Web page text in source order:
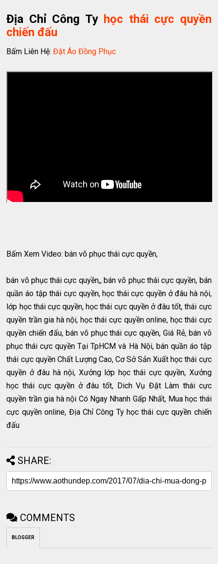
Địa Chỉ Công Ty học thái cực quyền
chiến đấu
Bấm Liên Hệ:Đặt Áo Đồng Phục
Bấm Xem Video: bán võ phục thái cực quyền,
bán võ phục thái cực quyền,, bán võ phục thái cực quyền, bán
quần áo tập thái cực quyền, học thái cực quyền ở đâu hà nội,
lớp học thái cực quyền, học thái cực quyền ở đâu tốt, thái cực
quyền trần gia hà nội, học thái cực quyền online, học thái cực
quyền chiến đấu, bán võ phục thái cực quyền, Giá Rẻ, bán võ
phục thái cực quyền Tại TpHCM và Hà Nội, bán quần áo tập
thái cực quyền Chất Lượng Cao, Cơ Sở Sản Xuất học thái cực
quyền ở đâu hà nội, Xưởng lớp học thái cực quyền, Xưởng
học thái cực quyền ở đâu tốt, Dich Vụ Đặt Làm thái cực
quyền trần gia hà nội Có Ngay Nhanh Gấp Nhất, Mua học thái
cực quyền online, Địa Chỉ Công Ty học thái cực quyền chiến
đấu
SHARE:
COMMENTS
BLOGGER